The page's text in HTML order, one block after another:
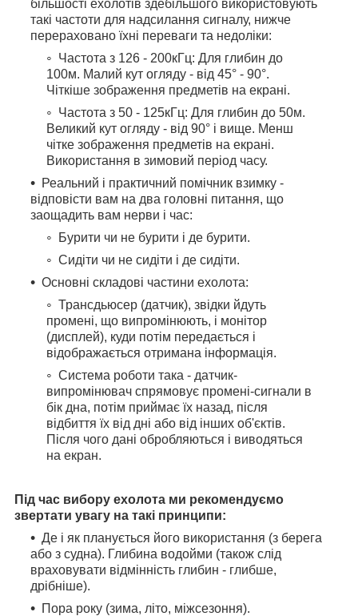
більшості ехолотів здебільшого використовують
такі частоти для надсилання сигналу, нижче
перераховано їхні переваги та недоліки:
Частота з 126 - 200кГц: Для глибин до
100м. Малий кут огляду - від 45° - 90°.
Чіткіше зображення предметів на екрані.
Частота з 50 - 125кГц: Для глибин до 50м.
Великий кут огляду - від 90° і вище. Менш
чітке зображення предметів на екрані.
Використання в зимовий період часу.
Реальний і практичний помічник взимку -
відповісти вам на два головні питання, що
заощадить вам нерви і час:
Бурити чи не бурити і де бурити.
Сидіти чи не сидіти і де сидіти.
Основні складові частини ехолота:
Трансдьюсер (датчик), звідки йдуть
промені, що випромінюють, і монітор
(дисплей), куди потім передається і
відображається отримана інформація.
Система роботи така - датчик-
випромінювач спрямовує промені-сигнали в
бік дна, потім приймає їх назад, після
відбиття їх від дні або від інших об'єктів.
Після чого дані обробляються і виводяться
на екран.
Під час вибору ехолота ми рекомендуємо
звертати увагу на такі принципи:
Де і як планується його використання (з берега
або з судна). Глибина водойми (також слід
враховувати відмінність глибин - глибше,
дрібніше).
Пора року (зима, літо, міжсезоння).